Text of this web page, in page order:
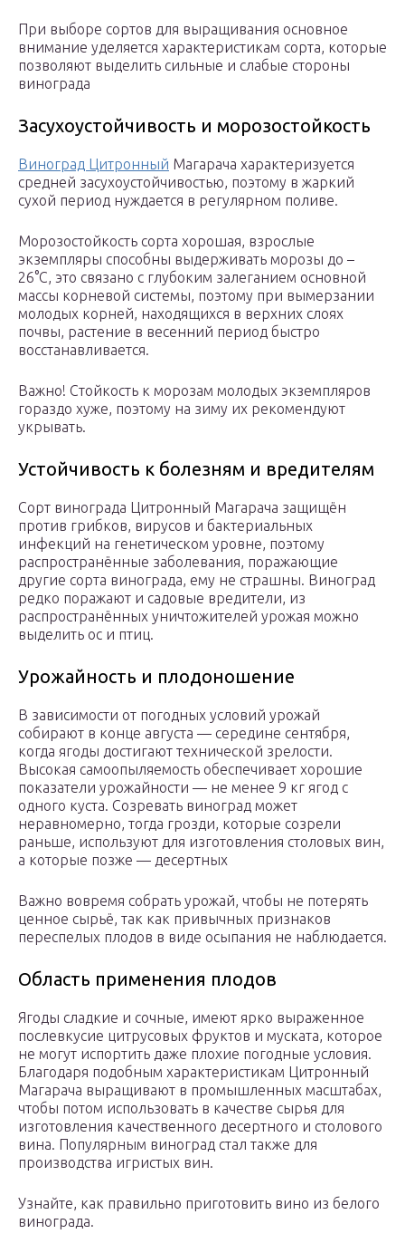
При выборе сортов для выращивания основное
внимание уделяется характеристикам сорта, которые
позволяют выделить сильные и слабые стороны
винограда
Засухоустойчивость и морозостойкость
Виноград Цитронный Магарача характеризуется
средней засухоустойчивостью, поэтому в жаркий
сухой период нуждается в регулярном поливе.
Морозостойкость сорта хорошая, взрослые
экземпляры способны выдерживать морозы до –
26°С, это связано с глубоким залеганием основной
массы корневой системы, поэтому при вымерзании
молодых корней, находящихся в верхних слоях
почвы, растение в весенний период быстро
восстанавливается.
Важно! Стойкость к морозам молодых экземпляров
гораздо хуже, поэтому на зиму их рекомендуют
укрывать.
Устойчивость к болезням и вредителям
Сорт винограда Цитронный Магарача защищён
против грибков, вирусов и бактериальных
инфекций на генетическом уровне, поэтому
распространённые заболевания, поражающие
другие сорта винограда, ему не страшны. Виноград
редко поражают и садовые вредители, из
распространённых уничтожителей урожая можно
выделить ос и птиц.
Урожайность и плодоношение
В зависимости от погодных условий урожай
собирают в конце августа — середине сентября,
когда ягоды достигают технической зрелости.
Высокая самоопыляемость обеспечивает хорошие
показатели урожайности — не менее 9 кг ягод с
одного куста. Созревать виноград может
неравномерно, тогда грозди, которые созрели
раньше, используют для изготовления столовых вин,
а которые позже — десертных
Важно вовремя собрать урожай, чтобы не потерять
ценное сырьё, так как привычных признаков
переспелых плодов в виде осыпания не наблюдается.
Область применения плодов
Ягоды сладкие и сочные, имеют ярко выраженное
послевкусие цитрусовых фруктов и муската, которое
не могут испортить даже плохие погодные условия.
Благодаря подобным характеристикам Цитронный
Магарача выращивают в промышленных масштабах,
чтобы потом использовать в качестве сырья для
изготовления качественного десертного и столового
вина. Популярным виноград стал также для
производства игристых вин.
Узнайте, как правильно приготовить вино из белого
винограда.